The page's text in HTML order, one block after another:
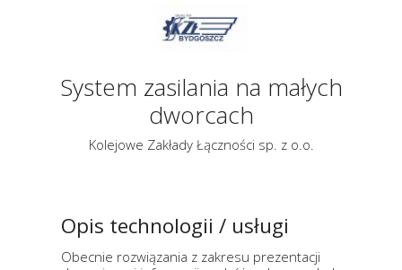
System zasilania na małych
dworcach
Kolejowe Zakłady Łączności sp. z o.o.
Opis technologii / usługi
Obecnie rozwiązania z zakresu prezentacji